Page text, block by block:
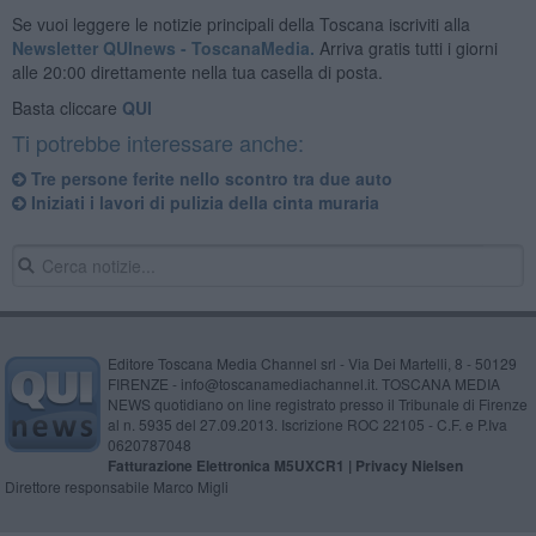
Se vuoi leggere le notizie principali della Toscana iscriviti alla
Newsletter QUInews - ToscanaMedia. Arriva gratis tutti i giorni
alle 20:00 direttamente nella tua casella di posta.
Basta cliccare QUI
Ti potrebbe interessare anche:
Tre persone ferite nello scontro tra due auto
​Iniziati i lavori di pulizia della cinta muraria
Editore Toscana Media Channel srl - Via Dei Martelli, 8 - 50129
FIRENZE - info@toscanamediachannel.it. TOSCANA MEDIA
NEWS quotidiano on line registrato presso il Tribunale di Firenze
al n. 5935 del 27.09.2013. Iscrizione ROC 22105 - C.F. e P.Iva
0620787048
Fatturazione Elettronica M5UXCR1 | Privacy Nielsen
Direttore responsabile Marco Migli